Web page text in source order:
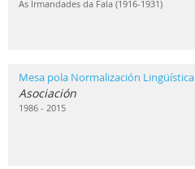
As Irmandades da Fala (1916-1931)
Mesa pola Normalización Lingüística
Asociación
1986 - 2015